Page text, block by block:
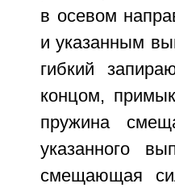
в осевом
и указанным
гибкий
концом,
пружина
указанного
смещающая